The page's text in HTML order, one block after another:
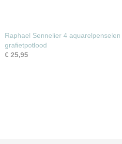
Raphael Sennelier 4
grafietpotlood
€ 25,95